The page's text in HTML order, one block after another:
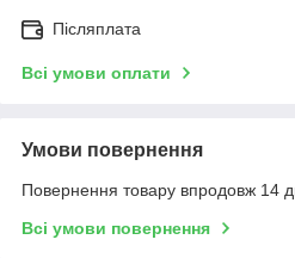
Післяплата
Всі умови оплати
Умови повернення
Повернення товару впродовж 14
Всі умови повернення